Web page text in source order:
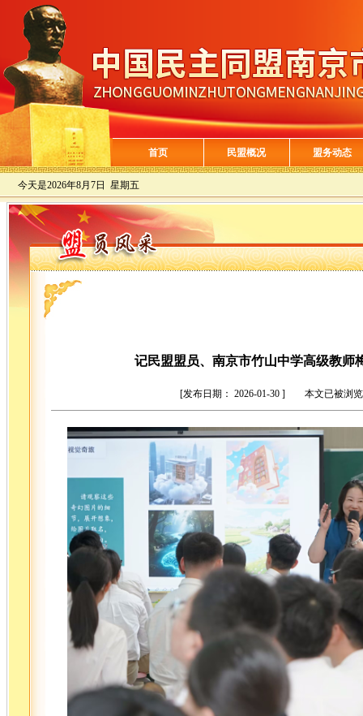
首页 民盟概况 盟务动态
今天是2026年8月7日 星期五
记民盟盟员、南京市竹山中学高级教师
[发布日期： 2026-01-30 ] 本文已被浏